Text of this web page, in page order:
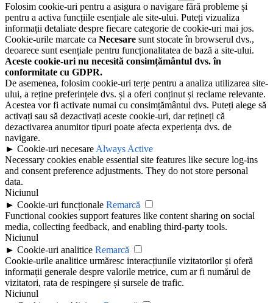
Folosim cookie-uri pentru a asigura o navigare fără probleme și
pentru a activa funcțiile esențiale ale site-ului. Puteți vizualiza
informații detaliate despre fiecare categorie de cookie-uri mai jos.
Cookie-urile marcate ca Necesare sunt stocate în browserul dvs.,
deoarece sunt esențiale pentru funcționalitatea de bază a site-ului.
Aceste cookie-uri nu necesită consimțământul dvs. în
conformitate cu GDPR.
De asemenea, folosim cookie-uri terțe pentru a analiza utilizarea site-
ului, a reține preferințele dvs. și a oferi conținut și reclame relevante.
Acestea vor fi activate numai cu consimțământul dvs. Puteți alege să
activați sau să dezactivați aceste cookie-uri, dar rețineți că
dezactivarea anumitor tipuri poate afecta experiența dvs. de
navigare.
► Cookie-uri necesare Always Active
Necessary cookies enable essential site features like secure log-ins
and consent preference adjustments. They do not store personal
data.
Niciunul
► Cookie-uri funcționale Remarcă
Functional cookies support features like content sharing on social
media, collecting feedback, and enabling third-party tools.
Niciunul
► Cookie-uri analitice Remarcă
Cookie-urile analitice urmăresc interacțiunile vizitatorilor și oferă
informații generale despre valorile metrice, cum ar fi numărul de
vizitatori, rata de respingere și sursele de trafic.
Niciunul